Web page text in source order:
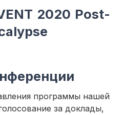
2020 Post-
программы нашей
за доклады,